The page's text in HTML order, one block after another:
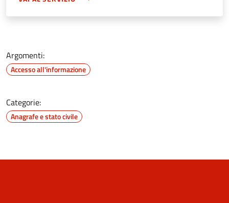
Argomenti:
Accesso all'informazione
Categorie:
Anagrafe e stato civile